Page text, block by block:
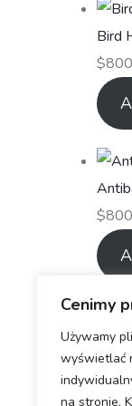
Cenimy
Używamy
wyświetlać
na stronie.
Bird
$
$
$